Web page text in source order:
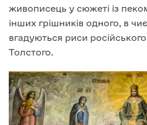
живописець у сюжеті із
інших грішників одного, в
вгадуються риси
Толстого.